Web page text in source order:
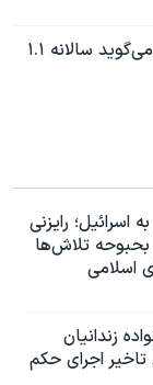
خرید و فروش «غیر رسمی» بیت کوین؛ مجلس می‌گوید سالانه ۱.۱
اسرائیل؛ رایزنی
بحبوحه تلاش‌ها
اسلامی
زندانیان
تاخیر اجرای حکم